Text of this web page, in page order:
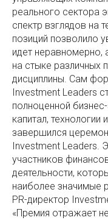
реального сектора
спектр взглядов на
позиций позволило
идет неравномерно,
на стыке различных
дисциплины. Сам
Investment Leaders
полноценной
капитал, технологии
завершился
Investment Leaders.
участников
деятельности,
наиболее значимые
PR-директор
«Премия отражает